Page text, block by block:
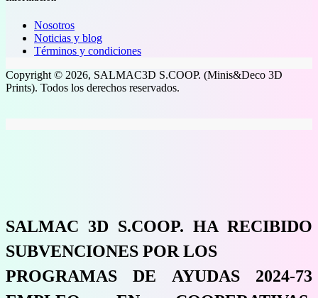
Nosotros
Noticias y blog
Términos y condiciones
Copyright © 2026, SALMAC3D S.COOP. (Minis&Deco 3D
Prints). Todos los derechos reservados.
SALMAC 3D S.COOP. HA RECIBIDO
SUBVENCIONES POR LOS
PROGRAMAS DE AYUDAS 2024-73